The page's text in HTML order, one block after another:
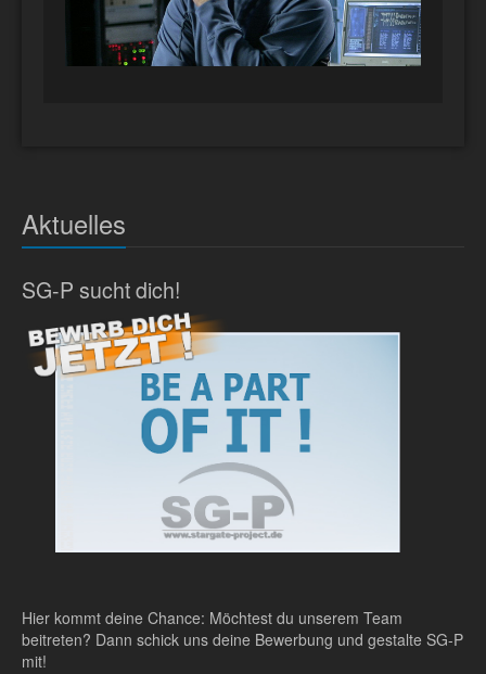
Aktuelles
SG-P sucht dich!
Hier kommt deine Chance: Möchtest du unserem Team
beitreten? Dann schick uns deine Bewerbung und gestalte SG-P
mit!